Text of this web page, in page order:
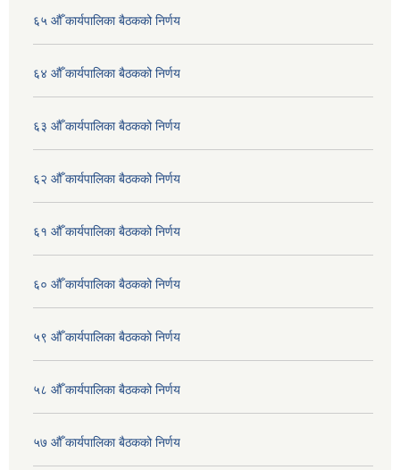
६५ औँ कार्यपालिका बैठकको निर्णय
६४ औँ कार्यपालिका बैठकको निर्णय
६३ औँ कार्यपालिका बैठकको निर्णय
६२ औँ कार्यपालिका बैठकको निर्णय
६१ औँ कार्यपालिका बैठकको निर्णय
६० औँ कार्यपालिका बैठकको निर्णय
५९ औँ कार्यपालिका बैठकको निर्णय
५८ औँ कार्यपालिका बैठकको निर्णय
५७ औँ कार्यपालिका बैठकको निर्णय